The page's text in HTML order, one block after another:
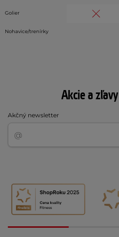
Golier
Nohavice/trenírky
Akcie a
Akčný newsletter